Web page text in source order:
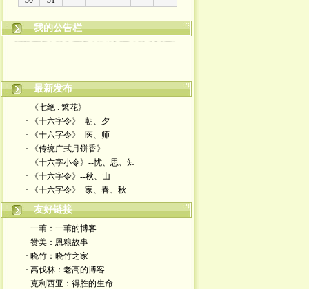
我的公告栏
热爱生活，分享生活，体味人生，分享人生。
最新发布
· 《七绝 . 繁花》
· 《十六字令》- 朝、夕
· 《十六字令》- 医、师
· 《传统广式月饼香》
· 《十六字小令》--忧、思、知
· 《十六字令》--秋、山
· 《十六字令》- 家、春、秋
友好链接
· 一苇：一苇的博客
· 赞美：恩粮故事
· 晓竹：晓竹之家
· 高伐林：老高的博客
· 克利西亚：得胜的生命